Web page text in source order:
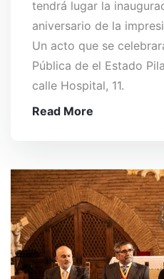
tendrá lugar la
aniversario de la
Un acto que se
Pública de el Estado
calle Hospital, 11.
Read More